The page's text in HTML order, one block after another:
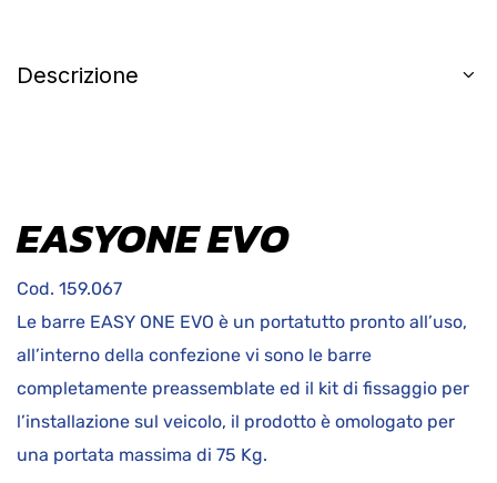
Descrizione
EASYONE EVO
Cod. 159.067
Le barre EASY ONE EVO è un portatutto pronto all’uso,
all’interno della confezione vi sono le barre
completamente preassemblate ed il kit di fissaggio per
l’installazione sul veicolo, il prodotto è omologato per
una portata massima di 75 Kg.